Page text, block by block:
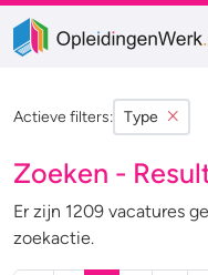
Actieve filters: Type
Zoeken -
Er zijn 1209 vacatures
zoekactie.